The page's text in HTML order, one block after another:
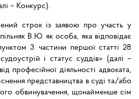
– Конкурс).
строк із заявою про участь у
В.Ю. як особа, яка відповідає
3 частини першої статті 28
і статус суддів» (далі –
професійної діяльності адвоката,
представництва в суді та/або
обвинувачення, щонайменше сім